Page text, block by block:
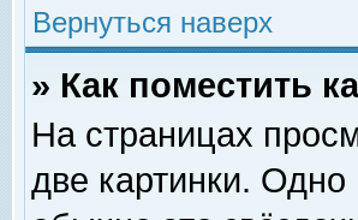
Вернуться наверх
» Как поместить
На страницах
две картинки.